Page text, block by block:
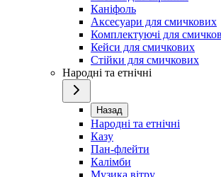
Каніфоль
Аксесуари для смичкових
Комплектуючі для
Кейси для смичкових
Стійки для смичкових
Народні та етнічні
Назад
Народні та етнічні
Казу
Пан-флейти
Калімби